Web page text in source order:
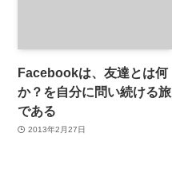
Facebookは、友達とは何
か？を自分に問い続ける旅
である
2013年2月27日